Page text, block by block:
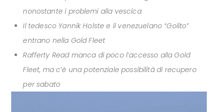
nonostante i problemi alla vescica
Il tedesco Yannik Holste e il venezuelano “Golito”
entrano nella Gold Fleet
Rafferty Read manca di poco l’accesso alla Gold
Fleet, ma c’è una potenziale possibilità di recupero
per sabato